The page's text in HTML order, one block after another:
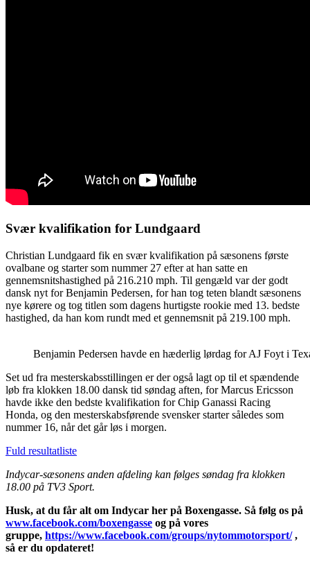
Svær kvalifikation for Lundgaard
Christian Lundgaard fik en svær kvalifikation på sæsonens første
ovalbane og starter som nummer 27 efter at han satte en
gennemsnitshastighed på 216.210 mph. Til gengæld var der godt
dansk nyt for Benjamin Pedersen, for han tog teten blandt sæsonens
nye kørere og tog titlen som dagens hurtigste rookie med 13. bedste
hastighed, da han kom rundt med et gennemsnit på 219.100 mph.
Benjamin Pedersen havde en hæderlig lørdag for AJ Foyt i
Set ud fra mesterskabsstillingen er der også lagt op til et spændende
løb fra klokken 18.00 dansk tid søndag aften, for Marcus Ericsson
havde ikke den bedste kvalifikation for Chip Ganassi Racing
Honda, og den mesterskabsførende svensker starter således som
nummer 16, når det går løs i morgen.
Fuld resultatliste
Indycar-sæsonens anden afdeling kan følges søndag fra klokken
18.00 på TV3 Sport.
Husk, at du får alt om Indycar her på Boxengasse. Så følg os på
www.facebook.com/boxengasse og på vores
gruppe, https://www.facebook.com/groups/nytommotorsport/,
så er du opdateret!